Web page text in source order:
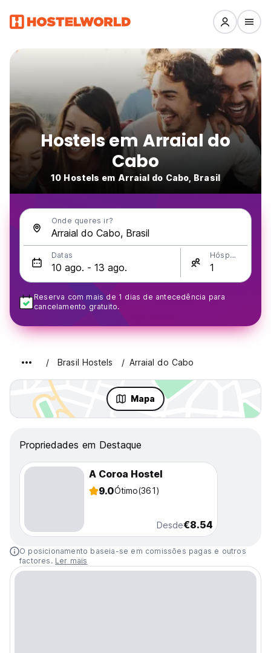
Hostels em Arraial do
Cabo
10 Hostels em Arraial do Cabo, Brasil
Onde queres ir?
Datas Hóspedes
Reserva com mais de 1 dias de antecedência para
cancelamento gratuito.
Brasil Hostels Arraial do Cabo
Mapa
Propriedades em Destaque
A Coroa Hostel
9.0Ótimo(361)
Desde€8.54
O posicionamento baseia-se em comissões pagas e outros
factores. Ler mais